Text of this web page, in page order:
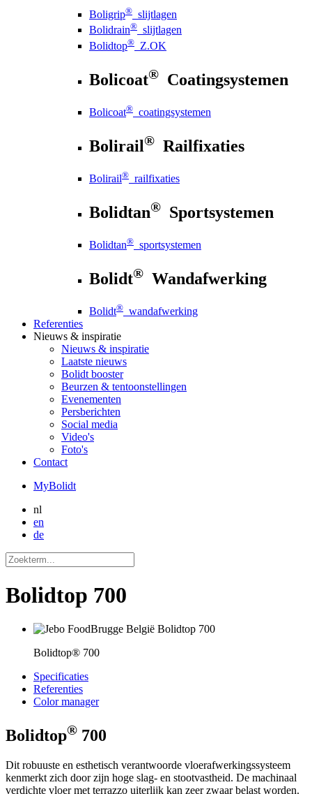
Boligrip® slijtlagen
Bolidrain® slijtlagen
Bolidtop® Z.OK
Bolicoat® Coatingsystemen
Bolicoat® coatingsystemen
Bolirail® Railfixaties
Bolirail® railfixaties
Bolidtan® Sportsystemen
Bolidtan® sportsystemen
Bolidt® Wandafwerking
Bolidt® wandafwerking
Referenties
Nieuws & inspiratie
Nieuws & inspiratie
Laatste nieuws
Bolidt booster
Beurzen & tentoonstellingen
Evenementen
Persberichten
Social media
Video's
Foto's
Contact
MyBolidt
nl
en
de
Bolidtop 700
Bolidtop® 700
Specificaties
Referenties
Color manager
Bolidtop® 700
Dit robuuste en esthetisch verantwoorde vloerafwerkingssysteem
kenmerkt zich door zijn hoge slag- en stootvastheid. De machinaal
verdichte vloer met terrazzo uiterlijk kan zeer zwaar belast worden.